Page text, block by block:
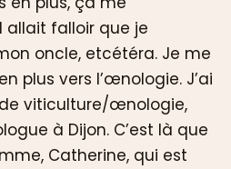
allait falloir que je
oncle, etcétéra. Je me
plus vers l’œnologie. J’ai
viticulture/œnologie,
à Dijon. C’est là que
Catherine, qui est